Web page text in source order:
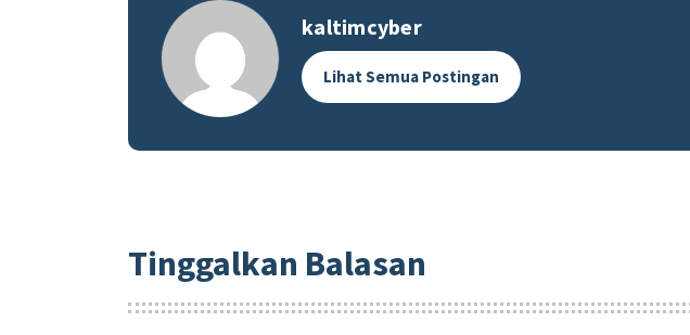
kaltimcyber
Lihat Semua Postingan
Tinggalkan Balasan